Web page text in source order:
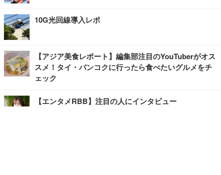
10G光回線導入レポ
【アジア美食レポート】編集部注目のYouTuberがオス
スメ！タイ・バンコクに行ったら食べたいグルメをチ
ェック
【エンタメRBB】注目の人にインタビュー